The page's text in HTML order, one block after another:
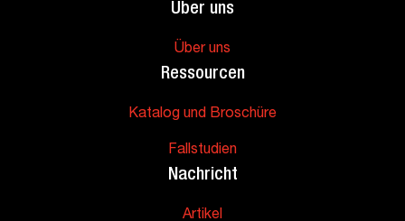
Über uns
Über uns
Ressourcen
Katalog und Broschüre
Fallstudien
Nachricht
Artikel